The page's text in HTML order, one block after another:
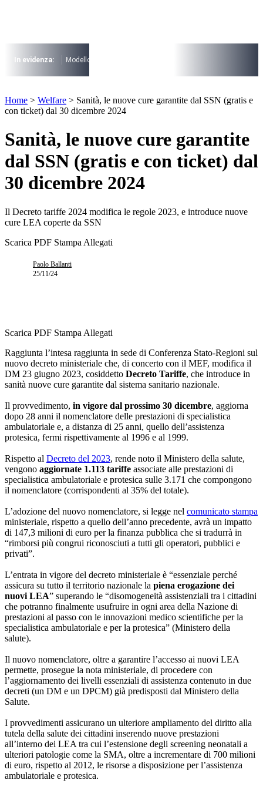
I più cercati
Lorem ipsum dolor sit amet consectetur
Lorem ipsum dolor sit amet consectetur
In evidenza: Modello 730
Lorem ipsum dolor sit amet consectetur
Home > Welfare > Sanità, le nuove cure garantite dal SSN (gratis e
con ticket) dal 30 dicembre 2024
Sanità, le nuove cure garantite
dal SSN (gratis e con ticket) dal
30 dicembre 2024
Il Decreto tariffe 2024 modifica le regole 2023, e introduce nuove
cure LEA coperte da SSN
Scarica PDF Stampa Allegati
Paolo Ballanti
25/11/24
Scarica PDF Stampa Allegati
Raggiunta l’intesa raggiunta in sede di Conferenza Stato-Regioni sul
nuovo decreto ministeriale che, di concerto con il MEF, modifica il
DM 23 giugno 2023, cosiddetto Decreto Tariffe, che introduce in
sanità nuove cure garantite dal sistema sanitario nazionale.
Il provvedimento, in vigore dal prossimo 30 dicembre, aggiorna
dopo 28 anni il nomenclatore delle prestazioni di specialistica
ambulatoriale e, a distanza di 25 anni, quello dell’assistenza
protesica, fermi rispettivamente al 1996 e al 1999.
Rispetto al Decreto del 2023, rende noto il Ministero della salute,
vengono aggiornate 1.113 tariffe associate alle prestazioni di
specialistica ambulatoriale e protesica sulle 3.171 che compongono
il nomenclatore (corrispondenti al 35% del totale).
L’adozione del nuovo nomenclatore, si legge nel comunicato stampa
ministeriale, rispetto a quello dell’anno precedente, avrà un impatto
di 147,3 milioni di euro per la finanza pubblica che si tradurrà in
“rimborsi più congrui riconosciuti a tutti gli operatori, pubblici e
privati”.
L’entrata in vigore del decreto ministeriale è “essenziale perché
assicura su tutto il territorio nazionale la piena erogazione dei
nuovi LEA” superando le “disomogeneità assistenziali tra i cittadini
che potranno finalmente usufruire in ogni area della Nazione di
prestazioni al passo con le innovazioni medico scientifiche per la
specialistica ambulatoriale e per la protesica” (Ministero della
salute).
Il nuovo nomenclatore, oltre a garantire l’accesso ai nuovi LEA
permette, prosegue la nota ministeriale, di procedere con
l’aggiornamento dei livelli essenziali di assistenza contenuto in due
decreti (un DM e un DPCM) già predisposti dal Ministero della
Salute.
I provvedimenti assicurano un ulteriore ampliamento del diritto alla
tutela della salute dei cittadini inserendo nuove prestazioni
all’interno dei LEA tra cui l’estensione degli screening neonatali a
ulteriori patologie come la SMA, oltre a incrementare di 700 milioni
di euro, rispetto al 2012, le risorse a disposizione per l’assistenza
ambulatoriale e protesica.